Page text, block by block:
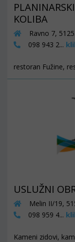
KOLIBA
Ravno 7,
098 943 2...
restoran Fužine,
USLUŽNI
Melin II/19,
098 959 4...
Kameni zidovi,